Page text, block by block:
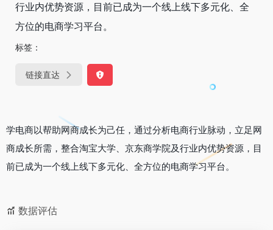
行业内优势资源，目前已成为一个线上线下多元化、全
方位的电商学习平台。
标签：
链接直达
学电商以帮助网商成长为己任，通过分析电商行业脉动，立足网
商成长所需，整合淘宝大学、京东商学院及行业内优势资源，目
前已成为一个线上线下多元化、全方位的电商学习平台。
数据评估